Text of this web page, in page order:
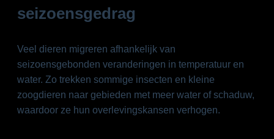
seizoensgedrag
Veel dieren migreren afhankelijk van
seizoensgebonden veranderingen in temperatuur en
water. Zo trekken sommige insecten en kleine
zoogdieren naar gebieden met meer water of schaduw,
waardoor ze hun overlevingskansen verhogen.